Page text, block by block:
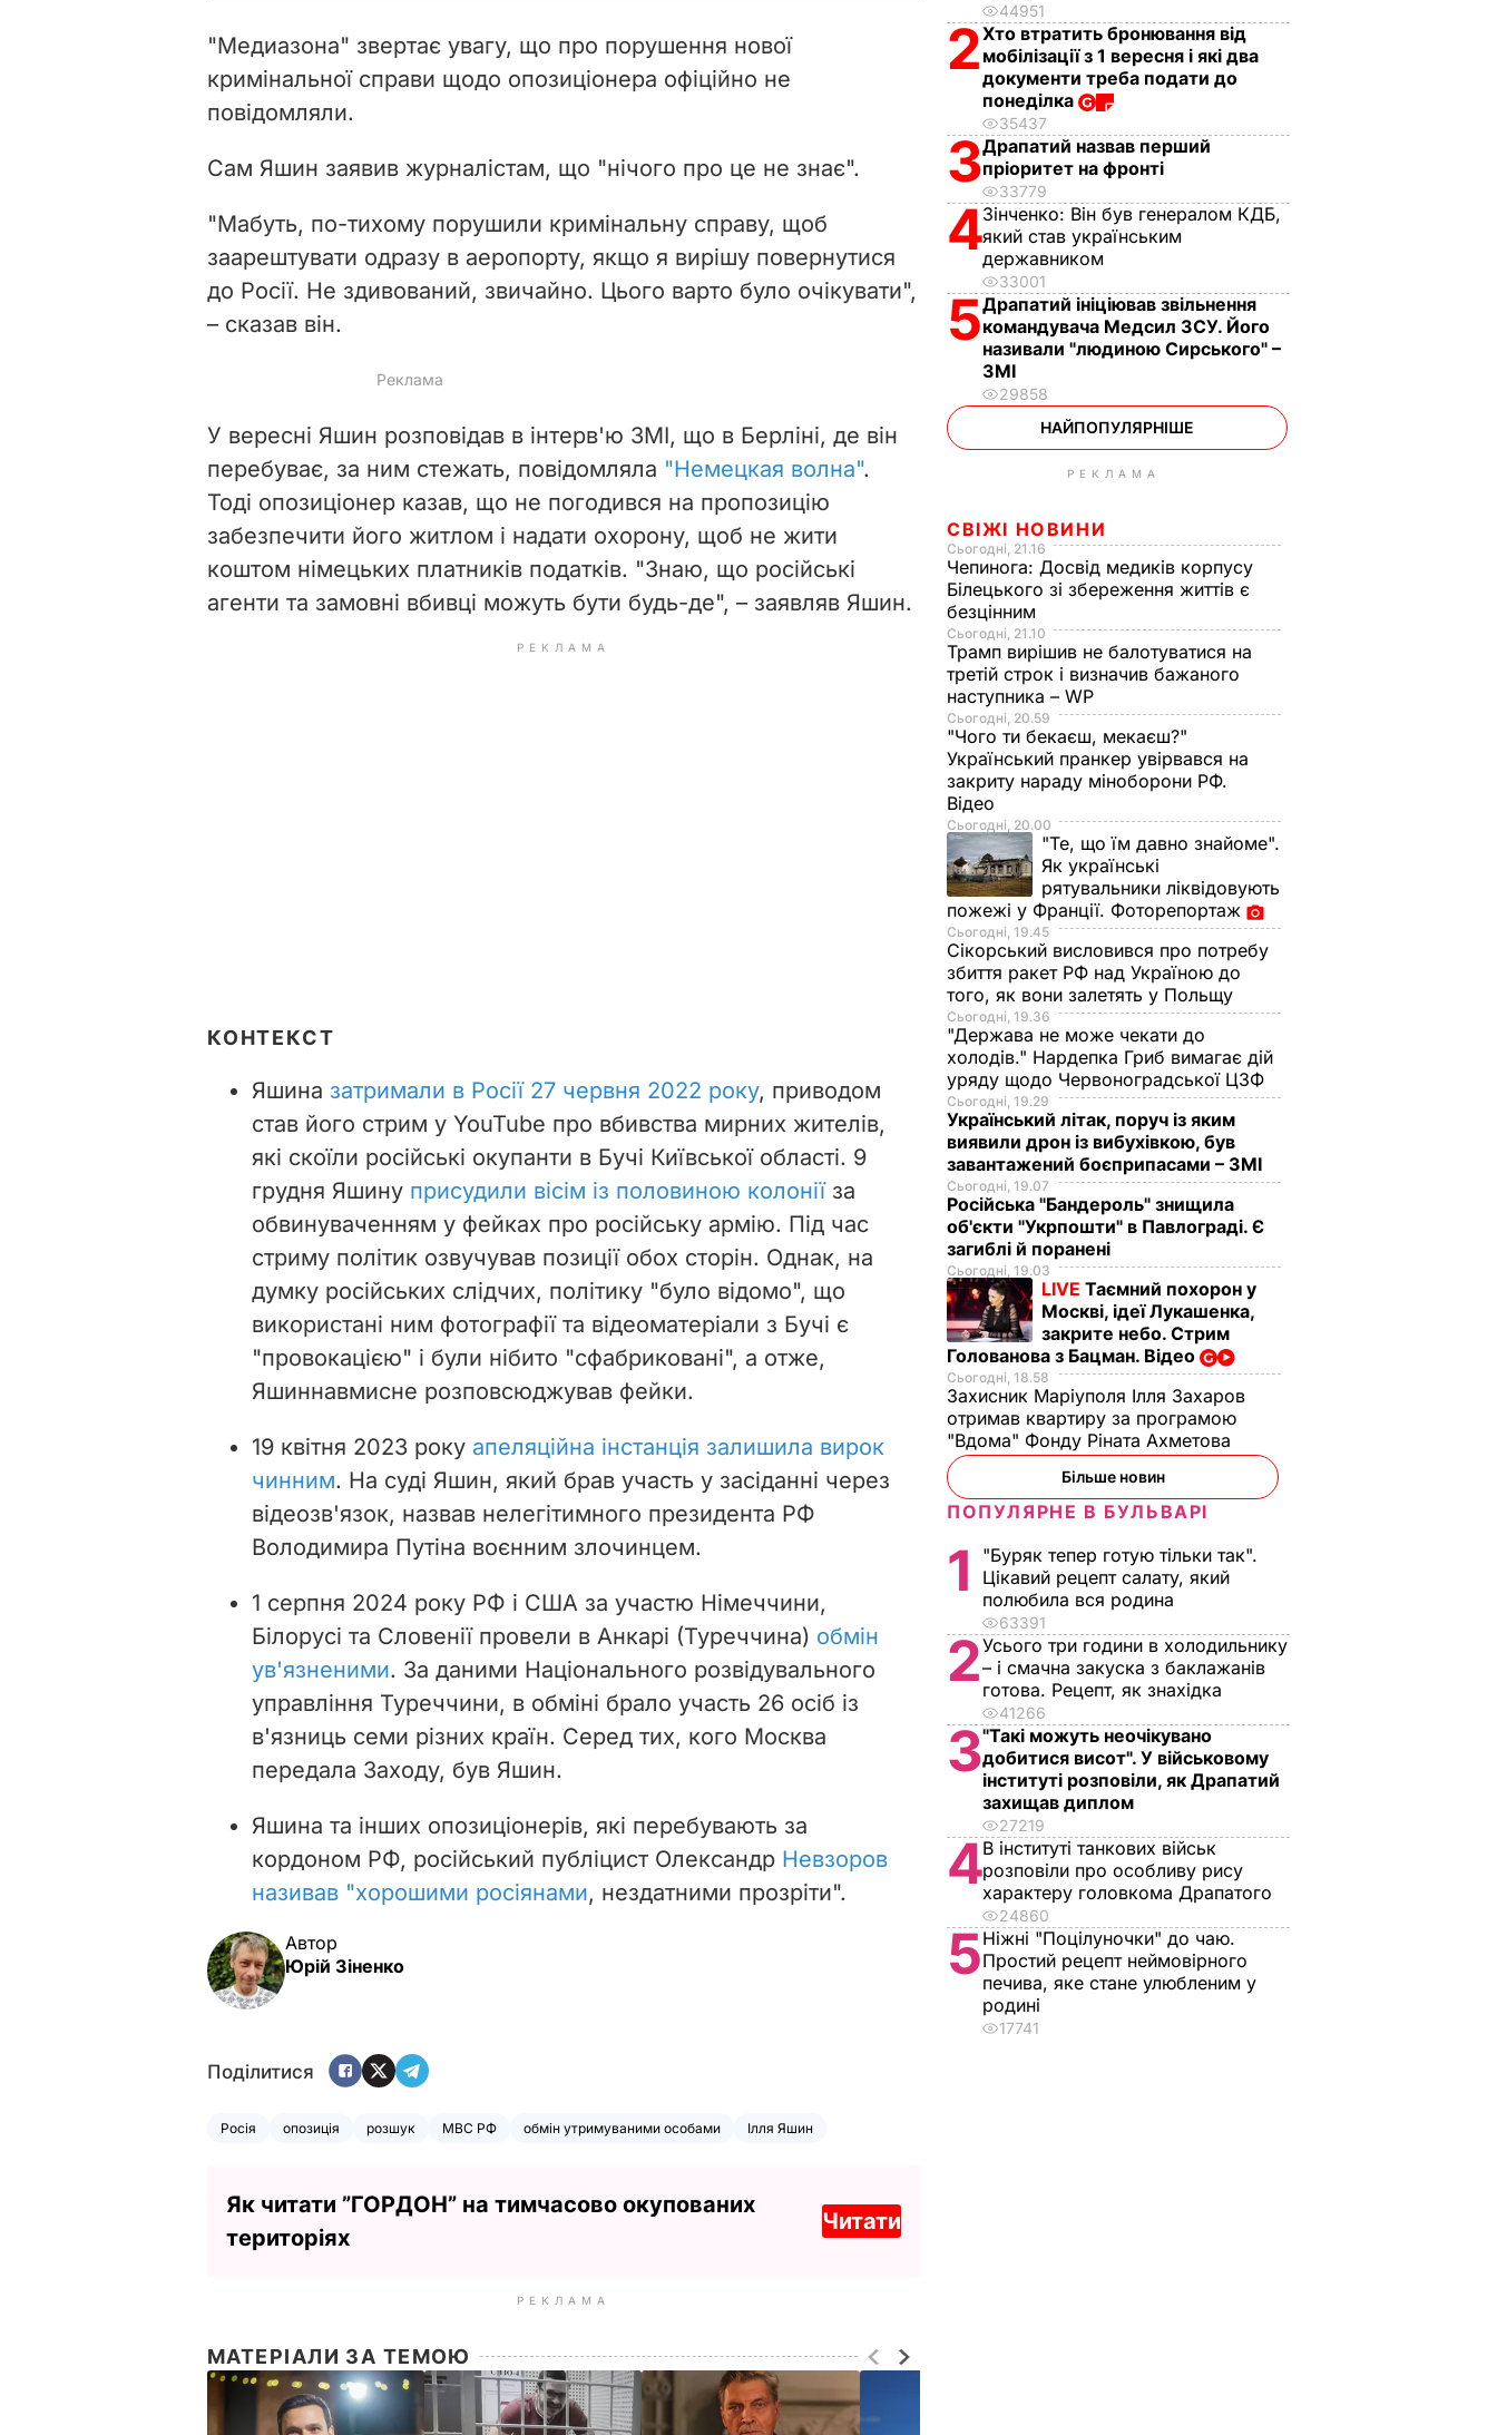
i
e
o
"Медиазона" звертає увагу, що про порушення нової
кримінальної справи щодо опозиціонера офіційно не
повідомляли.
Сам Яшин заявив журналістам, що "нічого про це не знає".
"Мабуть, по-тихому порушили кримінальну справу, щоб
заарештувати одразу в аеропорту, якщо я вирішу повернутися
до Росії. Не здивований, звичайно. Цього варто було очікувати",
– сказав він.
У вересні Яшин розповідав в інтерв'ю ЗМІ, що в Берліні, де він
перебуває, за ним стежать, повідомляла "Немецкая волна".
Тоді опозиціонер казав, що не погодився на пропозицію
забезпечити його житлом і надати охорону, щоб не жити
коштом німецьких платників податків. "Знаю, що російські
агенти та замовні вбивці можуть бути будь-де", – заявляв Яшин.
РЕКЛАМА
КОНТЕКСТ
Яшина затримали в Росії 27 червня 2022 року, приводом
став його стрим у YouTube про вбивства мирних жителів,
які скоїли російські окупанти в Бучі Київської області. 9
грудня Яшину присудили вісім із половиною колоніїза
обвинуваченням у фейках про російську армію. Під час
стриму політик озвучував позиції обох сторін. Однак, на
думку російських слідчих, політику "було відомо", що
використані ним фотографії та відеоматеріали з Бучі є
"провокацією" і були нібито "сфабриковані", а отже,
Яшиннавмисне розповсюджував фейки.
19 квітня 2023 року апеляційна інстанція залишила вирок
чинним. На суді Яшин, який брав участь у засіданні через
відеозв'язок, назвав нелегітимного президента РФ
Володимира Путіна воєнним злочинцем.
1 серпня 2024 року РФ і США за участю Німеччини,
Білорусі та Словенії провели в Анкарі (Туреччина) обмін
ув'язненими. За даними Національного розвідувального
управління Туреччини, в обміні брало участь 26 осіб із
в'язниць семи різних країн. Серед тих, кого Москва
передала Заходу, був Яшин.
Яшина та інших опозиціонерів, які перебувають за
кордоном РФ, російський публіцист Олександр Невзоров
називав "хорошими росіянами, нездатними прозріти".
Автор
Юрій Зіненко
Поділитися
Росія опозиція розшук МВС РФ обмін утримуваними особами Ілля Яшин
Як читати ”ГОРДОН” на тимчасово окупованих
територіях
Читати
РЕКЛАМА
МАТЕРІАЛИ ЗА ТЕМОЮ
44951
2Хто втратить бронювання від
мобілізації з 1 вересня і які два
документи треба подати до
понеділка
35437
3Драпатий назвав перший
пріоритет на фронті
33779
4Зінченко: Він був генералом КДБ,
який став українським
державником
33001
5Драпатий ініціював звільнення
командувача Медсил ЗСУ. Його
називали "людиною Сирського" –
ЗМІ
29858
НАЙПОПУЛЯРНІШЕ
РЕКЛАМА
СВІЖІ НОВИНИ
Сьогодні, 21.16
Чепинога: Досвід медиків корпусу
Білецького зі збереження життів є
безцінним
Сьогодні, 21.10
Трамп вирішив не балотуватися на
третій строк і визначив бажаного
наступника – WP
Сьогодні, 20.59
"Чого ти бекаєш, мекаєш?"
Український пранкер увірвався на
закриту нараду міноборони РФ.
Відео
Сьогодні, 20.00
"Те, що їм давно знайоме".
Як українські
рятувальники ліквідовують
пожежі у Франції. Фоторепортаж
Сьогодні, 19.45
Сікорський висловився про потребу
збиття ракет РФ над Україною до
того, як вони залетять у Польщу
Сьогодні, 19.36
"Держава не може чекати до
холодів." Нардепка Гриб вимагає дій
уряду щодо Червоноградської ЦЗФ
Сьогодні, 19.29
Український літак, поруч із яким
виявили дрон із вибухівкою, був
завантажений боєприпасами – ЗМІ
Сьогодні, 19.07
Російська "Бандероль" знищила
об'єкти "Укрпошти" в Павлограді. Є
загиблі й поранені
Сьогодні, 19.03
LIVE Таємний похорон у
Москві, ідеї Лукашенка,
закрите небо. Стрим
Голованова з Бацман. Відео
Сьогодні, 18.58
Захисник Маріуполя Ілля Захаров
отримав квартиру за програмою
"Вдома" Фонду Ріната Ахметова
Більше новин
ПОПУЛЯРНЕ В БУЛЬВАРІ
1
"Буряк тепер готую тільки так".
Цікавий рецепт салату, який
полюбила вся родина
63391
2Усього три години в холодильнику
– і смачна закуска з баклажанів
готова. Рецепт, як знахідка
41266
3"Такі можуть неочікувано
добитися висот". У військовому
інституті розповіли, як Драпатий
захищав диплом
27219
4В інституті танкових військ
розповіли про особливу рису
характеру головкома Драпатого
24860
5Ніжні "Поцілуночки" до чаю.
Простий рецепт неймовірного
печива, яке стане улюбленим у
родині
17741